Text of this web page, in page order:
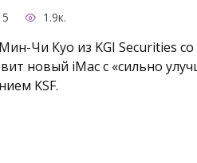
1.9к.
Чи Куо из KGI Securities
новый iMac с «сильно
KSF.